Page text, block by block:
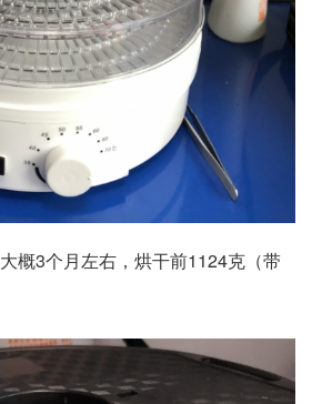
概3个月左右，烘干前1124克（带